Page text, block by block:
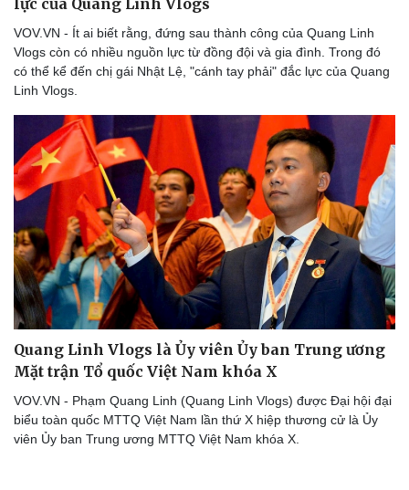
Doanh nghiệp
Doanh nghiệp 24h
Doanh nhân
Vì cộng đồng
Tin Công nghệ
Trải nghiệm
Chuyển đổi số
lực của Quang Linh Vlogs
VOV.VN - Ít ai biết rằng, đứng sau thành công của Quang Linh
Vlogs còn có nhiều nguồn lực từ đồng đội và gia đình. Trong đó
có thể kể đến chị gái Nhật Lệ, "cánh tay phải" đắc lực của Quang
Linh Vlogs.
Quang Linh Vlogs là Ủy viên Ủy ban Trung ương
Mặt trận Tổ quốc Việt Nam khóa X
VOV.VN - Phạm Quang Linh (Quang Linh Vlogs) được Đại hội đại
biểu toàn quốc MTTQ Việt Nam lần thứ X hiệp thương cử là Ủy
viên Ủy ban Trung ương MTTQ Việt Nam khóa X.